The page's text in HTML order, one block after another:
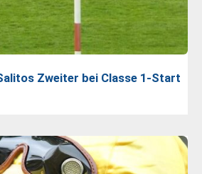
Zweiter bei Classe 1-Start